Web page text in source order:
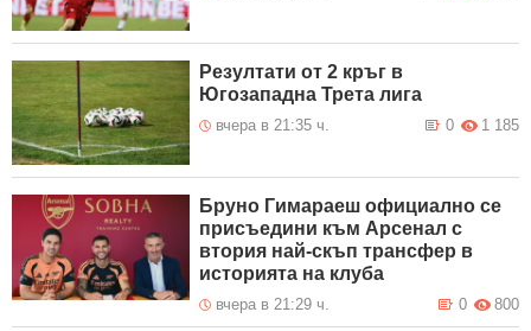
Резултати от 2 кръг в
Югозападна Трета лига
вчера в 21:35 ч. 1 185
0
Бруно Гимараеш официално се
присъедини към Арсенал с
втория най-скъп трансфер в
историята на клуба
вчера в 21:29 ч. 800
0